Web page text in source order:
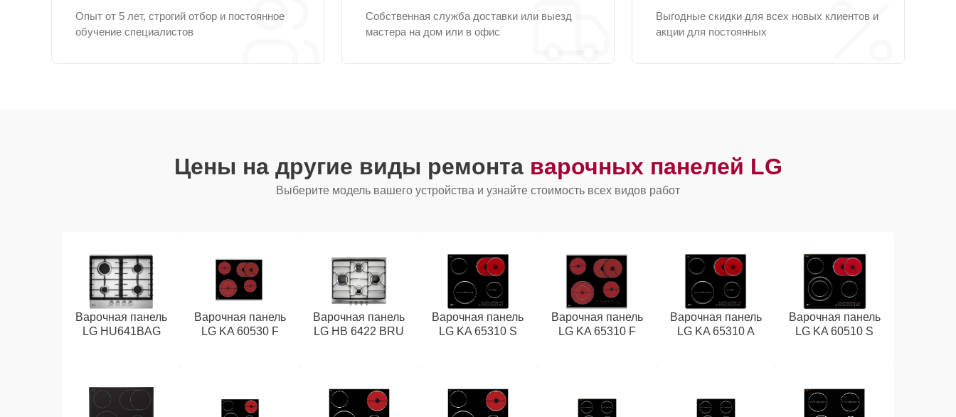
Опыт от 5 лет, строгий отбор и постоянное
обучение специалистов
Собственная служба доставки или выезд
мастера на дом или в офис
Выгодные скидки для всех новых клиентов и
акции для постоянных
Цены на другие виды ремонта варочных панелей LG
Выберите модель вашего устройства и узнайте стоимость всех видов работ
Варочная панель
LG HU641BAG
Варочная панель
LG KA 60530 F
Варочная панель
LG HB 6422 BRU
Варочная панель
LG KA 65310 S
Варочная панель
LG KA 65310 F
Варочная панель
LG KA 65310 A
Варочная панель
LG KA 60510 S